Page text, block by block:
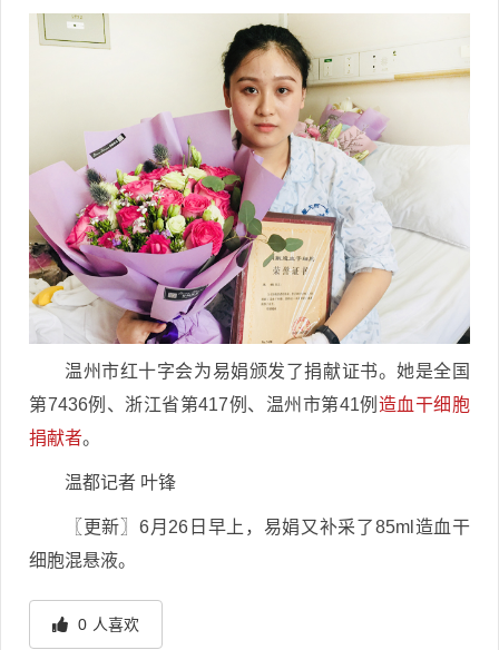
温州市红十字会为易娟颁发了捐献证书。她是全国
第7436例、浙江省第417例、温州市第41例 造血干细胞
捐献者。
温都记者 叶锋
〖更新〗6月26日早上，易娟又补采了85ml造血干
细胞混悬液。
0 人喜欢